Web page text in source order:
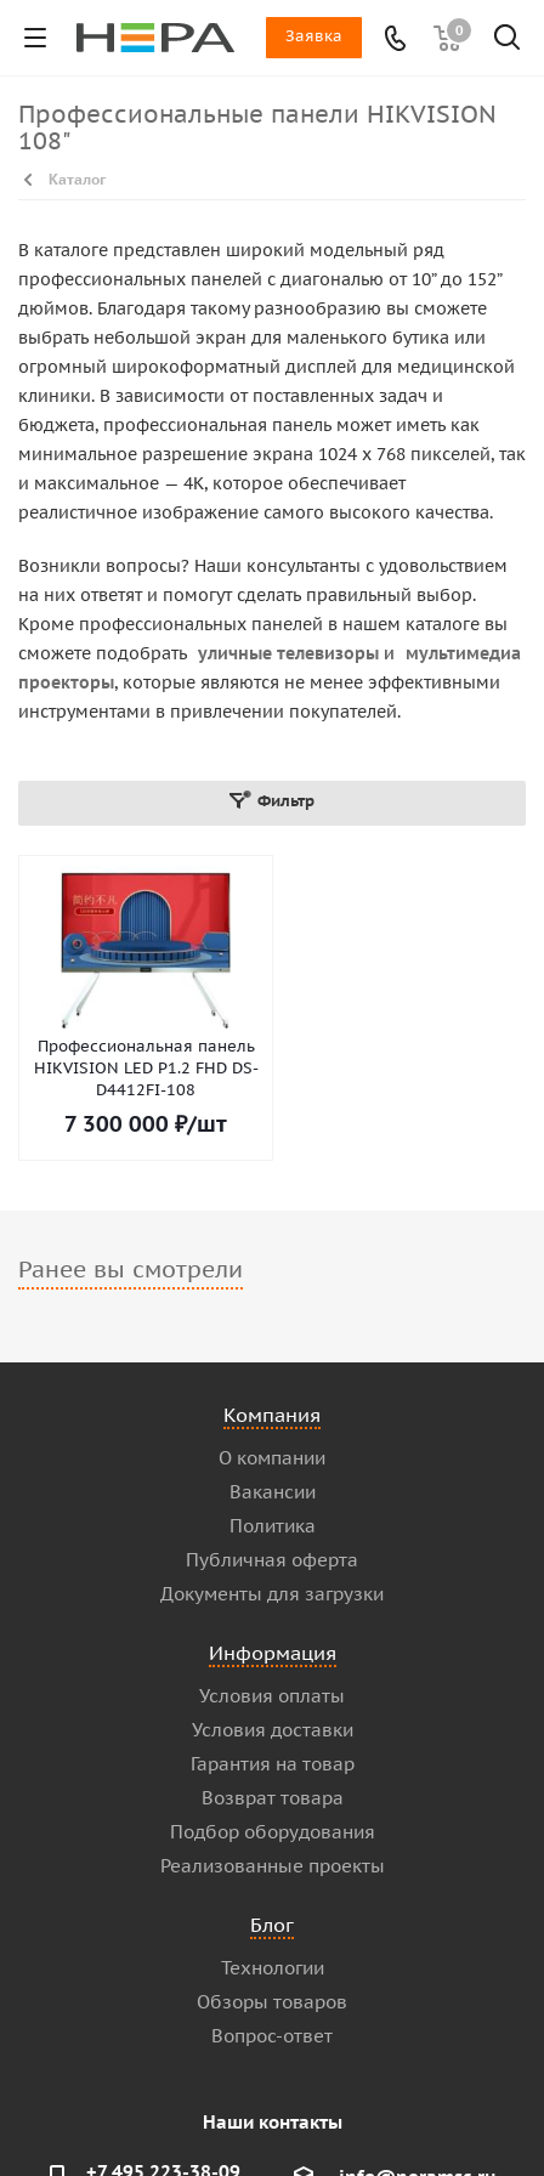
0
Заявка
Профессиональные панели HIKVISION
108"
Каталог
В каталоге представлен широкий модельный ряд
профессиональных панелей с диагональю от 10” до 152”
дюймов. Благодаря такому разнообразию вы сможете
выбрать небольшой экран для маленького бутика или
огромный широкоформатный дисплей для медицинской
клиники. В зависимости от поставленных задач и
бюджета, профессиональная панель может иметь как
минимальное разрешение экрана 1024 x 768 пикселей, так
и максимальное — 4K, которое обеспечивает
реалистичное изображение самого высокого качества.
Возникли вопросы? Наши консультанты с удовольствием
на них ответят и помогут сделать правильный выбор.
Кроме профессиональных панелей в нашем каталоге вы
сможете подобрать уличные телевизоры и
мультимедиа
проекторы, которые являются не менее эффективными
инструментами в привлечении покупателей.
Фильтр
Профессиональная панель
HIKVISION LED P1.2 FHD DS-
D4412FI-108
7 300 000 ₽/шт
Ранее вы смотрели
Компания
О компании
Вакансии
Политика
Публичная оферта
Документы для загрузки
Информация
Условия оплаты
Условия доставки
Гарантия на товар
Возврат товара
Подбор оборудования
Реализованные проекты
Блог
Технологии
Обзоры товаров
Вопрос-ответ
Наши контакты